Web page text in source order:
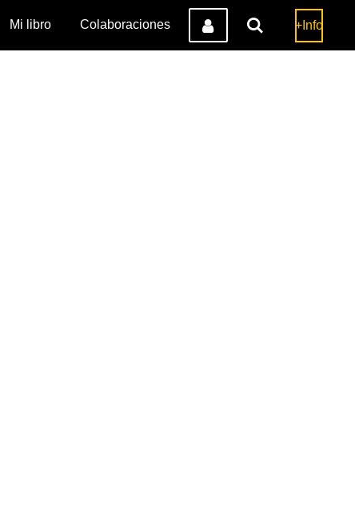
Mi libro Colaboraciones +Info